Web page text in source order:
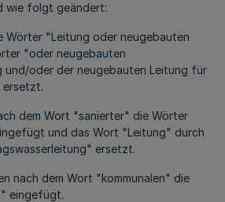
wie folgt geändert:
Wörter "Leitung oder neugebauten
"oder neugebauten
und/oder der neugebauten Leitung für
ersetzt.
dem Wort "sanierter" die Wörter
und das Wort "Leitung" durch
ersetzt.
nach dem Wort "kommunalen" die
eingefügt.